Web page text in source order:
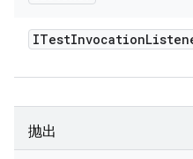
ITestInvocation
抛出